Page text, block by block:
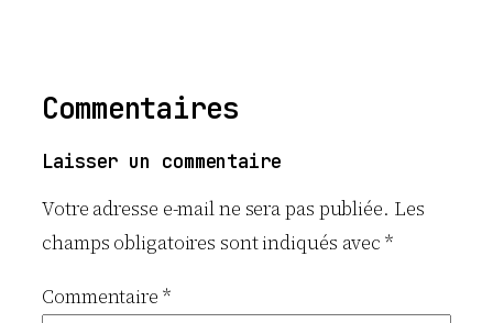
Commentaires
Laisser un commentaire
Votre adresse e-mail ne sera pas publiée. Les
champs obligatoires sont indiqués avec*
Commentaire *